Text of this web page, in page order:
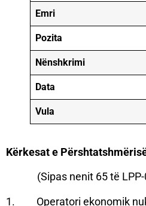
Emri
Pozita
Nënshkrimi
Data
Vula
Kërkesat e
(Sipas nenit 65 të LPP-
1. Operatori ekonomik nuk